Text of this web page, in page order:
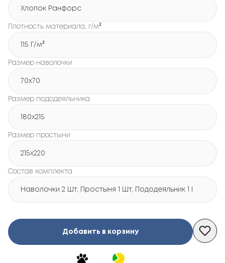
Хлопок Ранфорс
Плотность материала, г/м²
115 Г/м²
Размер наволочки
70x70
Размер пододеяльника
180х215
Размер простыни
215х220
Состав комплекта
Наволочки 2 Шт, Простыня 1 Шт, Пододеяльник 1 Шт
Добавить в корзину